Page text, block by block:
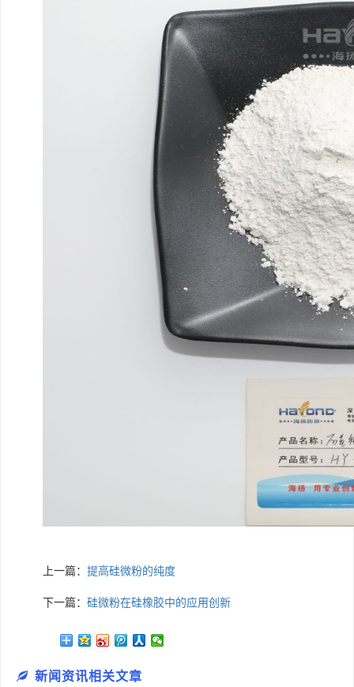
上一篇： 提高硅微粉的纯度
下一篇： 硅微粉在硅橡胶中的应用创新
新闻资讯相关文章